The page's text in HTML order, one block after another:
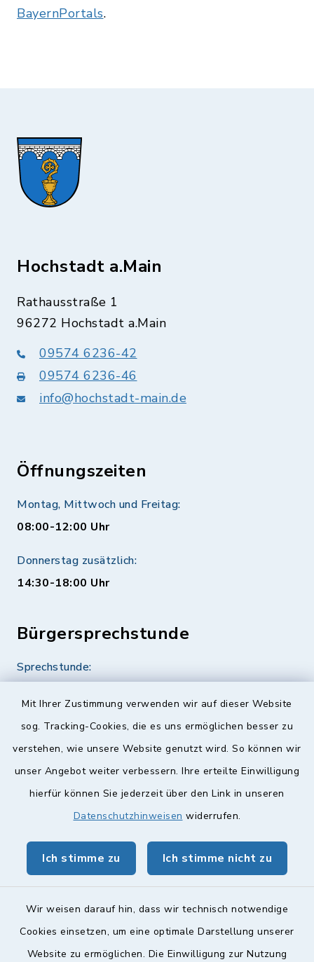
Mit Ihrer Zustimmung verwenden wir auf dieser Website
sog. Tracking-Cookies, die es uns ermöglichen besser zu
verstehen, wie unsere Website genutzt wird. So können wir
unser Angebot weiter verbessern. Ihre erteilte Einwilligung
hierfür können Sie jederzeit über den Link in unseren
Datenschutzhinweisen widerrufen.
Ich stimme zu Ich stimme nicht zu
Wir weisen darauf hin, dass wir technisch notwendige
Cookies einsetzen, um eine optimale Darstellung unserer
Website zu ermöglichen. Die Einwilligung zur Nutzung
BayernPortals.
Hochstadt a.Main
Rathausstraße 1
96272 Hochstadt a.Main
09574 6236-42
09574 6236-46
info@hochstadt-main.de
Öffnungszeiten
Montag, Mittwoch und Freitag:
08:00-12:00 Uhr
Donnerstag zusätzlich:
14:30-18:00 Uhr
Bürgersprechstunde
Sprechstunde:
Quicklinks
Landkreis Lichtenfels
geoPortal Lichtenfels